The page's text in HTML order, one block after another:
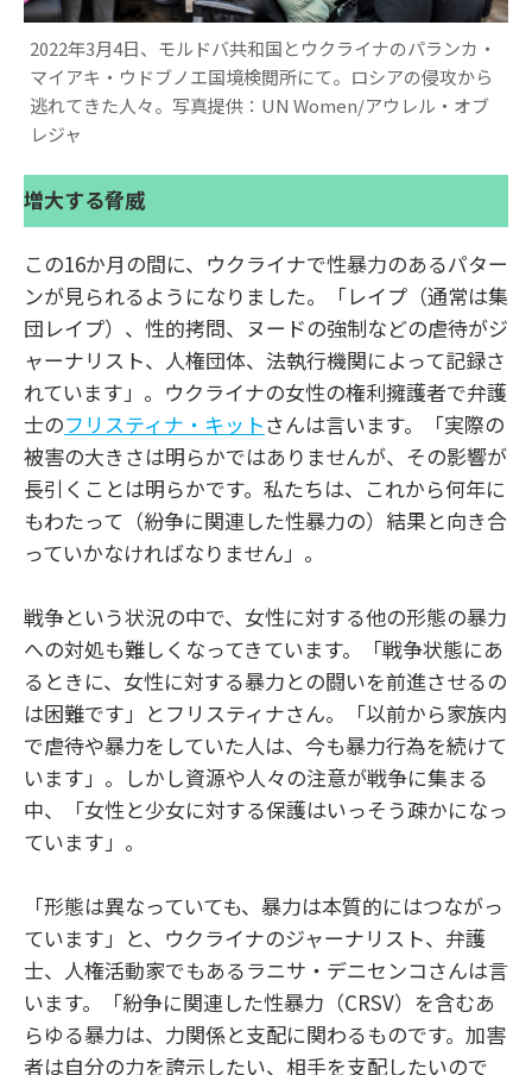
2022年3月4日、モルドバ共和国とウクライナのパランカ・
マイアキ・ウドブノエ国境検閲所にて。ロシアの侵攻から
逃れてきた人々。写真提供：UN Women/アウレル・オブ
レジャ
増大する脅威
この16か月の間に、ウクライナで性暴力のあるパター
ンが見られるようになりました。「レイプ（通常は集
団レイプ）、性的拷問、ヌードの強制などの虐待がジ
ャーナリスト、人権団体、法執行機関によって記録さ
れています」。ウクライナの女性の権利擁護者で弁護
士のフリスティナ・キットさんは言います。「実際の
被害の大きさは明らかではありませんが、その影響が
長引くことは明らかです。私たちは、これから何年に
もわたって（紛争に関連した性暴力の）結果と向き合
っていかなければなりません」。
戦争という状況の中で、女性に対する他の形態の暴力
への対処も難しくなってきています。「戦争状態にあ
るときに、女性に対する暴力との闘いを前進させるの
は困難です」とフリスティナさん。「以前から家族内
で虐待や暴力をしていた人は、今も暴力行為を続けて
います」。しかし資源や人々の注意が戦争に集まる
中、「女性と少女に対する保護はいっそう疎かになっ
ています」。
「形態は異なっていても、暴力は本質的にはつながっ
ています」と、ウクライナのジャーナリスト、弁護
士、人権活動家でもあるラニサ・デニセンコさんは言
います。「紛争に関連した性暴力（CRSV）を含むあ
らゆる暴力は、力関係と支配に関わるものです。加害
者は自分の力を誇示したい、相手を支配したいので